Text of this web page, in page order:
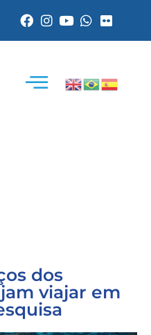
dos
viajar em